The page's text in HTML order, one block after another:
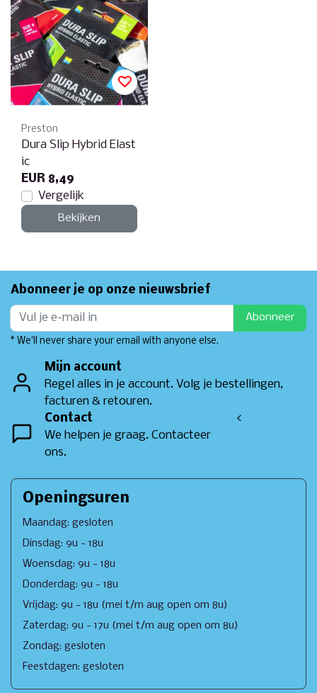
Preston
Dura Slip Hybrid Elast
ic
EUR 8,49
Vergelijk
Bekijken
Abonneer je op onze nieuwsbrief
Abonneer
* We'll never share your email with anyone else.
Mijn account
Regel alles in je account. Volg je bestellingen,
facturen & retouren.
Contact
We helpen je graag. Contacteer
ons.
<
Openingsuren
Maandag: gesloten
Dinsdag: 9u - 18u
Woensdag: 9u - 18u
Donderdag: 9u - 18u
Vrijdag: 9u - 18u (mei t/m aug open om 8u)
Zaterdag: 9u - 17u (mei t/m aug open om 8u)
Zondag: gesloten
Feestdagen: gesloten